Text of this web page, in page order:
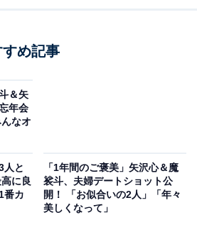
め記事
＆矢
年会
なオ
人と
に良
番カ
「1年間のご褒美」矢沢心＆魔
裟斗、夫婦デートショット公
開！ 「お似合いの2人」「年々
美しくなって」